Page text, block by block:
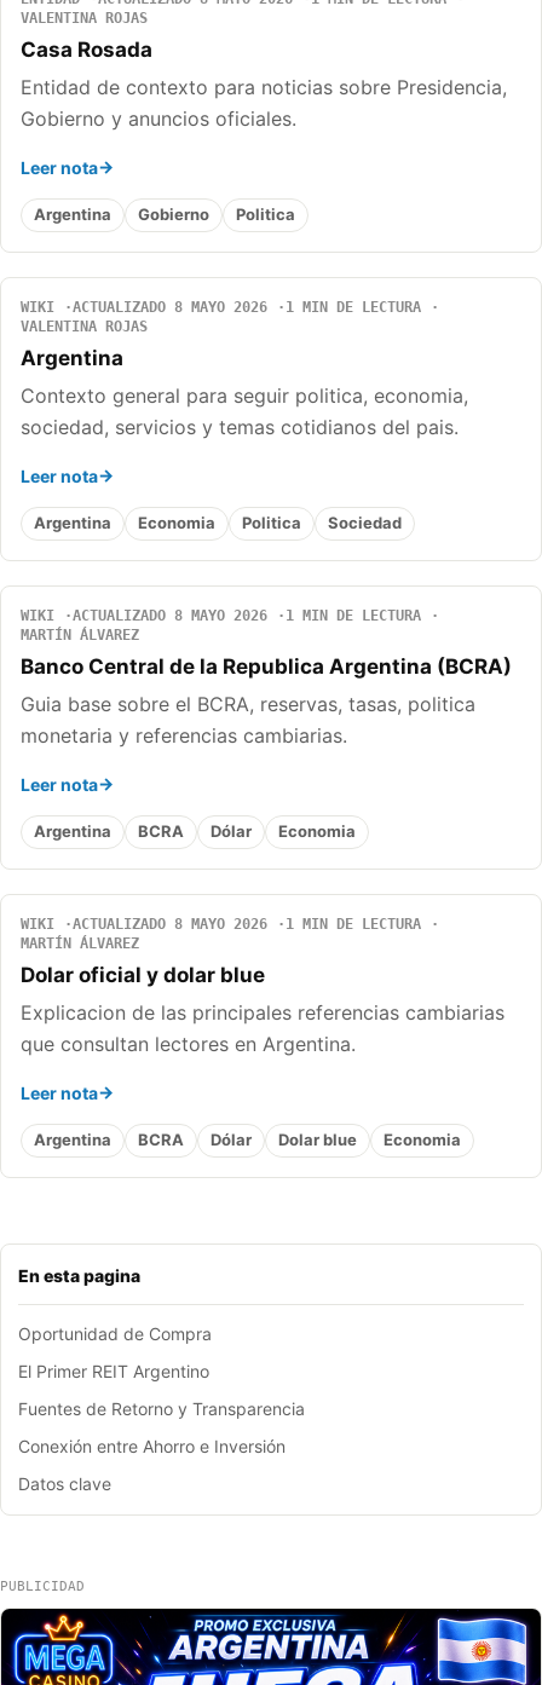
En esta pagina
Oportunidad de Compra
El Primer REIT Argentino
Fuentes de Retorno y Transparencia
Conexión entre Ahorro e Inversión
Datos clave
VALENTINA ROJAS
Casa Rosada
Entidad de contexto para noticias sobre Presidencia,
Gobierno y anuncios oficiales.
Leer nota
Argentina Gobierno Politica
WIKI ACTUALIZADO 8 MAYO 2026
1 MIN DE LECTURA
VALENTINA ROJAS
Argentina
Contexto general para seguir politica, economia,
sociedad, servicios y temas cotidianos del pais.
Leer nota
Argentina Economia Politica Sociedad
WIKI ACTUALIZADO 8 MAYO 2026
1 MIN DE LECTURA
MARTÍN ÁLVAREZ
Banco Central de la Republica Argentina (BCRA)
Guia base sobre el BCRA, reservas, tasas, politica
monetaria y referencias cambiarias.
Leer nota
Argentina BCRA Dólar Economia
WIKI ACTUALIZADO 8 MAYO 2026
1 MIN DE LECTURA
MARTÍN ÁLVAREZ
Dolar oficial y dolar blue
Explicacion de las principales referencias cambiarias
que consultan lectores en Argentina.
Leer nota
Argentina BCRA Dólar Dolar blue Economia
PUBLICIDAD